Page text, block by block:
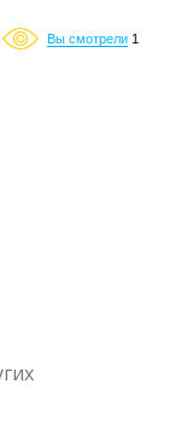
Вы смотрели 1